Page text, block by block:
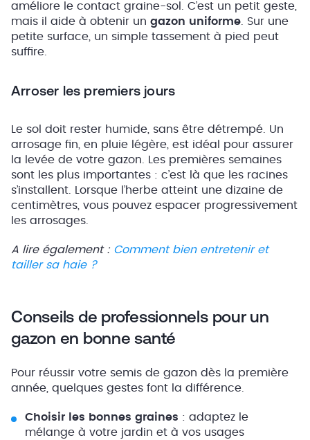
améliore le contact graine-sol. C’est un petit geste,
mais il aide à obtenir un gazon uniforme . Sur une
petite surface, un simple tassement à pied peut
suffire.
Arroser les premiers jours
Le sol doit rester humide, sans être détrempé. Un
arrosage fin, en pluie légère, est idéal pour assurer
la levée de votre gazon. Les premières semaines
sont les plus importantes : c’est là que les racines
s’installent. Lorsque l’herbe atteint une dizaine de
centimètres, vous pouvez espacer progressivement
les arrosages.
A lire également : Comment bien entretenir et
tailler sa haie ?
Conseils de professionnels pour un
gazon en bonne santé
Pour réussir votre semis de gazon dès la première
année, quelques gestes font la différence.
Choisir les bonnes graines : adaptez le
mélange à votre jardin et à vos usages